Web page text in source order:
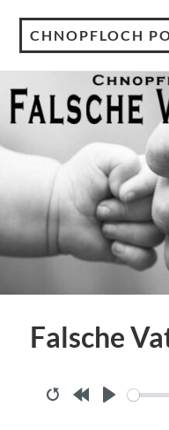
CHNOPFLOCH
Falsche